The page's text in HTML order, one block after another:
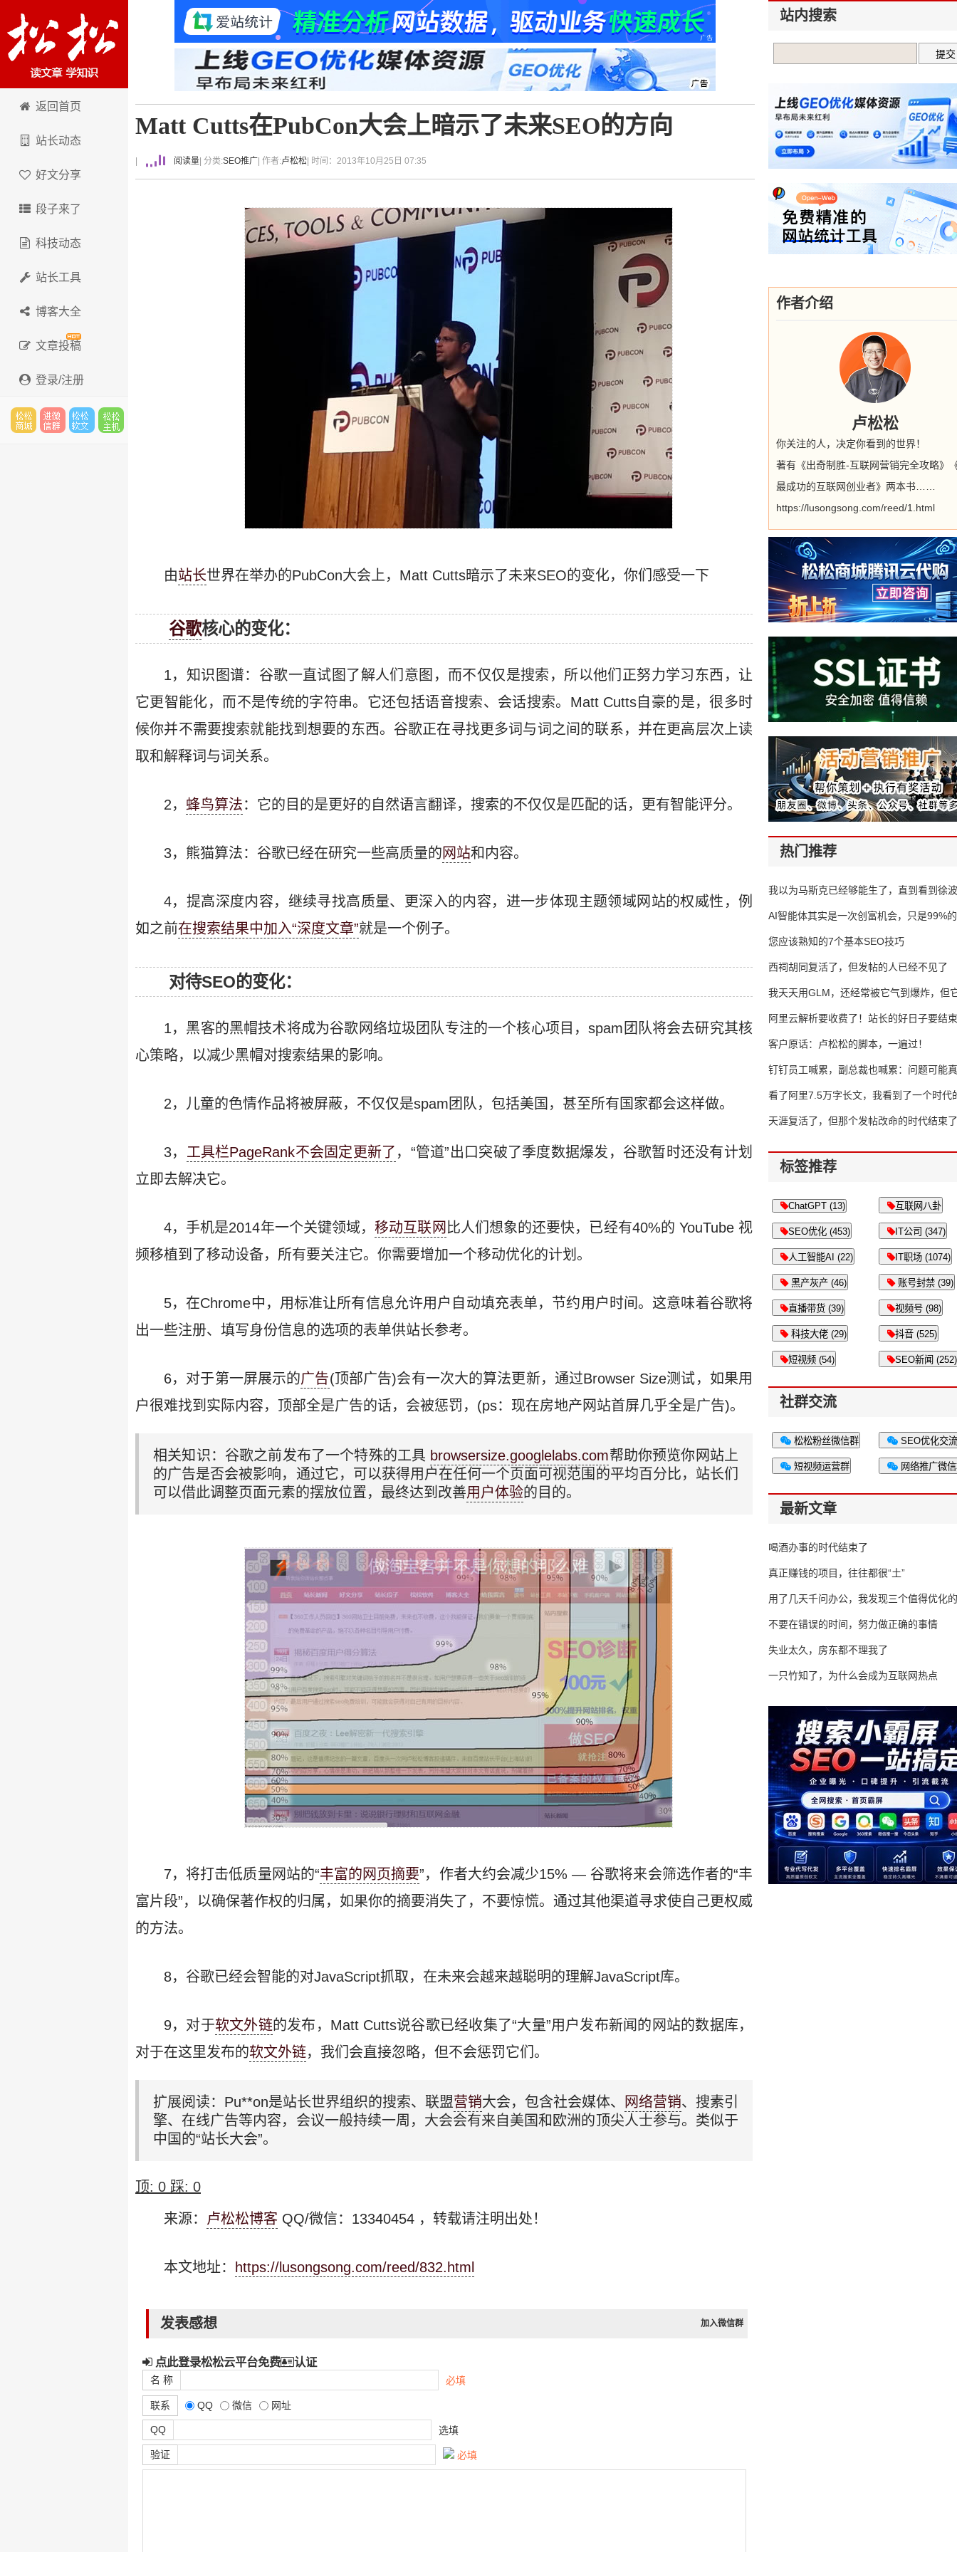
卢松松博客
返回首页
站长动态
好文分享
段子来了
科技动态
站长工具
博客大全
文章投稿
登录/注册
Matt Cutts在PubCon大会上暗示了未来SEO的方向
阅读量 | 分类:SEO推广 | 作者:卢松松 | 时间：2013年10月25日 07:35
由站长世界在举办的PubCon大会上，Matt Cutts暗示了未来SEO的变化，你们感受一下
谷歌核心的变化：
1，知识图谱：谷歌一直试图了解人们意图，而不仅仅是搜索，所以他们正努力学习东西，让
它更智能化，而不是传统的字符串。它还包括语音搜索、会话搜索。Matt Cutts自豪的是，很多时
候你并不需要搜索就能找到想要的东西。谷歌正在寻找更多词与词之间的联系，并在更高层次上读
取和解释词与词关系。
2， 蜂鸟算法：它的目的是更好的自然语言翻译，搜索的不仅仅是匹配的话，更有智能评分。
3，熊猫算法：谷歌已经在研究一些高质量的网站和内容。
4，提高深度内容，继续寻找高质量、更深入的内容，进一步体现主题领域网站的权威性，例
如之前在搜索结果中加入“深度文章”就是一个例子。
对待SEO的变化：
1，黑客的黑帽技术将成为谷歌网络垃圾团队专注的一个核心项目，spam团队将会去研究其核
心策略，以减少黑帽对搜索结果的影响。
2，儿童的色情作品将被屏蔽，不仅仅是spam团队，包括美国，甚至所有国家都会这样做。
3， 工具栏PageRank不会固定更新了 ，“管道”出口突破了季度数据爆发，谷歌暂时还没有计划
立即去解决它。
4，手机是2014年一个关键领域，移动互联网 比人们想象的还要快，已经有40%的 YouTube 视
频移植到了移动设备，所有要关注它。你需要增加一个移动优化的计划。
5，在Chrome中，用标准让所有信息允许用户自动填充表单，节约用户时间。这意味着谷歌将
出一些注册、填写身份信息的选项的表单供站长参考。
6，对于第一屏展示的广告(顶部广告)会有一次大的算法更新，通过Browser Size测试，如果用
户很难找到实际内容，顶部全是广告的话，会被惩罚，(ps：现在房地产网站首屏几乎全是广告)。
相关知识：谷歌之前发布了一个特殊的工具 browsersize.googlelabs.com帮助你预览你网站上
的广告是否会被影响，通过它，可以获得用户在任何一个页面可视范围的平均百分比，站长们
可以借此调整页面元素的摆放位置，最终达到改善用户体验的目的。
7，将打击低质量网站的“丰富的网页摘要”，作者大约会减少15% — 谷歌将来会筛选作者的“丰
富片段”，以确保著作权的归属，如果你的摘要消失了，不要惊慌。通过其他渠道寻求使自己更权威
的方法。
8，谷歌已经会智能的对JavaScript抓取，在未来会越来越聪明的理解JavaScript库。
9，对于软文外链的发布，Matt Cutts说谷歌已经收集了“大量”用户发布新闻的网站的数据库，
对于在这里发布的软文外链，我们会直接忽略，但不会惩罚它们。
扩展阅读：Pu**on是站长世界组织的搜索、联盟营销大会，包含社会媒体、 网络营销、搜素引
擎、在线广告等内容，会议一般持续一周，大会会有来自美国和欧洲的顶尖人士参与。类似于
中国的“站长大会”。
顶: 0 踩: 0
来源： 卢松松博客 QQ/微信：13340454 ，转载请注明出处！
本文地址： https://lusongsong.com/reed/832.html
发表感想 加入微信群
点此登录松松云平台免费 认证
名 称 必填
联系 QQ 微信 网址
QQ 选填
验证 必填
站内搜索
作者介绍
卢松松
你关注的人，决定你看到的世界！
著有《出奇制胜-互联网营销完全攻略》
最成功的互联网创业者》两本书……
https://lusongsong.com/reed/1.html
热门推荐
我以为马斯克已经够能生了，直到看到
AI智能体其实是一次创富机会，只是99%
错过了
您应该熟知的7个基本SEO技巧
西祠胡同复活了，但发帖的人已经不见了
我天天用GLM，还经常被它气到爆炸，但
16万亿
阿里云解析要收费了！站长的好日子要结
客户原话：卢松松的脚本，一遍过！
钉钉员工喊累，副总裁也喊累：问题可能
了
看了阿里7.5万字长文，我看到了一个时代
天涯复活了，但那个发帖改命的时代结束了
标签推荐
ChatGPT (13) 互联网八卦
SEO优化 (453) IT公司 (347)
人工智能AI (22) IT职场 (1074)
黑产灰产 (46) 账号封禁 (39)
直播带货 (39) 视频号 (98)
科技大佬 (29) 抖音 (525)
短视频 (54) SEO新闻 (252)
社群交流
松松粉丝微信群 SEO优化交
短视频运营群 网络推广微
最新文章
喝酒办事的时代结束了
真正赚钱的项目，往往都很“土”
用了几天千问办公，我发现三个值得优化
不要在错误的时间，努力做正确的事情
失业太久，房东都不理我了
一只竹知了，为什么会成为互联网热点